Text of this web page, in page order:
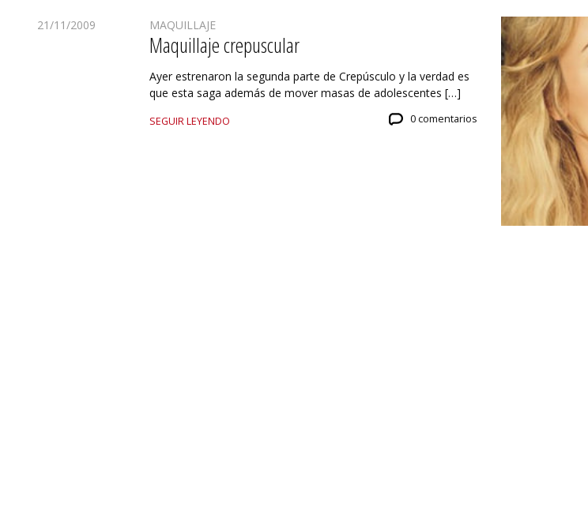
21/11/2009 MAQUILLAJE
Maquillaje crepuscular
Ayer estrenaron la segunda parte de Crepúsculo y la verdad es
que esta saga además de mover masas de adolescentes […]
SEGUIR LEYENDO 0 comentarios